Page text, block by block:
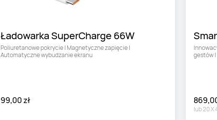
Ładowarka SuperCharge 66W
Poliuretanowe pokrycie | Magnetyczne zapięcie |
Automatyczne wybudzanie ekranu
99,00 zł
Pro
gestów
lub20X